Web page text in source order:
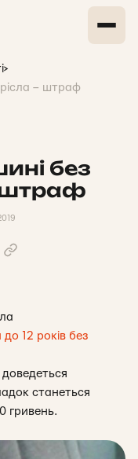
>
– штраф
без
штраф
12 років без
станеться
гривень.